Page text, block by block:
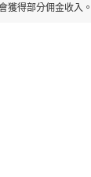
獲得部分佣金收入。